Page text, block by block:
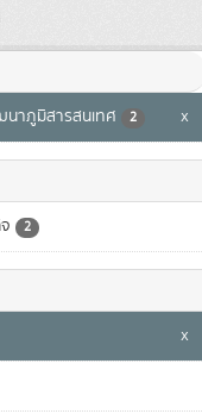
าภูมิสารสนเทศ 2 x
2
x